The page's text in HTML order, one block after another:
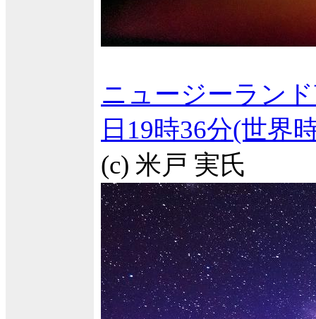
ニュージーラン
日19時36分(世界
(c) 米戸 実氏